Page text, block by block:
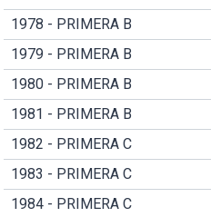
1978 - PRIMERA B
1979 - PRIMERA B
1980 - PRIMERA B
1981 - PRIMERA B
1982 - PRIMERA C
1983 - PRIMERA C
1984 - PRIMERA C